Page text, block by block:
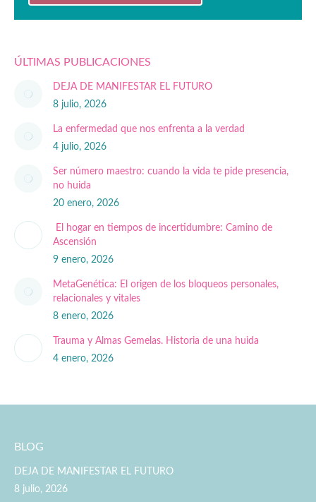
ÚLTIMAS PUBLICACIONES
DEJA DE MANIFESTAR EL FUTURO
8 julio, 2026
La enfermedad que nos enfrenta a la verdad
4 julio, 2026
Ser número maestro: cuando la vida te pide presencia,
no huida
20 enero, 2026
El hogar en tiempos de incertidumbre: Camino de
Ascensión
9 enero, 2026
MetaGenética: El origen de los bloqueos personales,
relacionales y vitales
8 enero, 2026
Trauma y Almas Gemelas. Historia de una huida
4 enero, 2026
BLOG
DEJA DE MANIFESTAR EL FUTURO
8 julio, 2026